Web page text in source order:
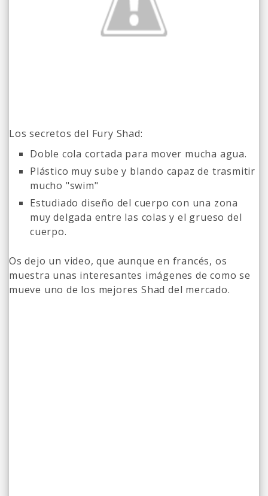
Los secretos del Fury Shad:
Doble cola cortada para mover mucha agua.
Plástico muy sube y blando capaz de trasmitir
mucho "swim"
Estudiado diseño del cuerpo con una zona
muy delgada entre las colas y el grueso del
cuerpo.
Os dejo un video, que aunque en francés, os
muestra unas interesantes imágenes de como se
mueve uno de los mejores Shad del mercado.